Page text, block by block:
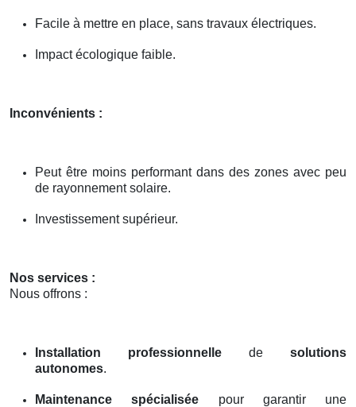
Facile à mettre en place, sans travaux électriques.
Impact écologique faible.
Inconvénients :
Peut être moins performant dans des zones avec peu
de rayonnement solaire.
Investissement supérieur.
Nos services :
Nous offrons :
Installation professionnelle de solutions
autonomes.
Maintenance spécialisée pour garantir une